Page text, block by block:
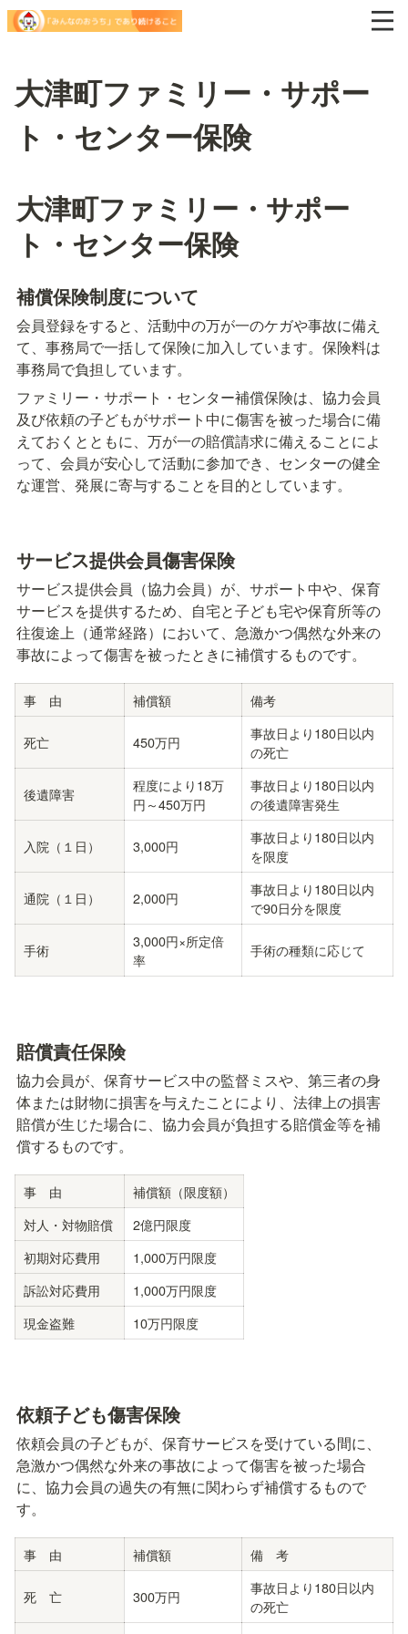
大津町ファミリー・サポー
ト・センター保険
大津町ファミリー・サポー
ト・センター保険
補償保険制度について
会員登録をすると、活動中の万が一のケガや事故に備え
て、事務局で一括して保険に加入しています。保険料は
事務局で負担しています。
ファミリー・サポート・センター補償保険は、協力会員
及び依頼の子どもがサポート中に傷害を被った場合に備
えておくとともに、万が一の賠償請求に備えることによ
って、会員が安心して活動に参加でき、センターの健全
な運営、発展に寄与することを目的としています。
サービス提供会員傷害保険
サービス提供会員（協力会員）が、サポート中や、保育
サービスを提供するため、自宅と子ども宅や保育所等の
往復途上（通常経路）において、急激かつ偶然な外来の
事故によって傷害を被ったときに補償するものです。
事　由 補償額 備考
死亡 450万円
事故日より180日以内
の死亡
後遺障害
程度により18万
円～450万円
事故日より180日以内
の後遺障害発生
入院（１日） 3,000円
事故日より180日以内
を限度
通院（１日） 2,000円
事故日より180日以内
で90日分を限度
手術
3,000円×所定倍
率
手術の種類に応じて
賠償責任保険
協力会員が、保育サービス中の監督ミスや、第三者の身
体または財物に損害を与えたことにより、法律上の損害
賠償が生じた場合に、協力会員が負担する賠償金等を補
償するものです。
事　由
補償額（限度額）
対人・対物賠償
2億円限度
初期対応費用
1,000万円限度
訴訟対応費用
1,000万円限度
現金盗難
10万円限度
依頼子ども傷害保険
依頼会員の子どもが、保育サービスを受けている間に、
急激かつ偶然な外来の事故によって傷害を被った場合
に、協力会員の過失の有無に関わらず補償するもので
す。
事　由 補償額 備　考
死　亡 300万円
事故日より180日以内
の死亡